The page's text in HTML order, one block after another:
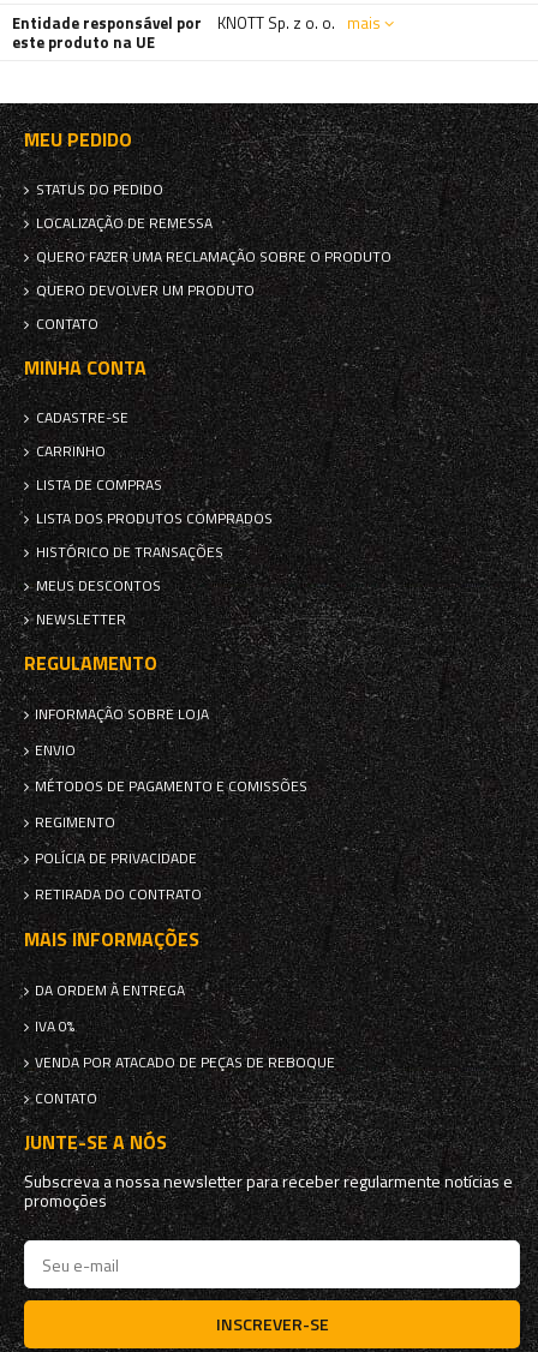
Entidade responsável por
este produto na UE
KNOTT Sp. z o. o. mais
MEU PEDIDO
STATUS DO PEDIDO
LOCALIZAÇÃO DE REMESSA
QUERO FAZER UMA RECLAMAÇÃO SOBRE O PRODUTO
QUERO DEVOLVER UM PRODUTO
CONTATO
MINHA CONTA
CADASTRE-SE
CARRINHO
LISTA DE COMPRAS
LISTA DOS PRODUTOS COMPRADOS
HISTÓRICO DE TRANSAÇÕES
MEUS DESCONTOS
NEWSLETTER
REGULAMENTO
INFORMAÇÃO SOBRE LOJA
ENVIO
MÉTODOS DE PAGAMENTO E COMISSÕES
REGIMENTO
POLÍCIA DE PRIVACIDADE
RETIRADA DO CONTRATO
MAIS INFORMAÇÕES
DA ORDEM À ENTREGA
IVA 0%
VENDA POR ATACADO DE PEÇAS DE REBOQUE
CONTATO
JUNTE-SE A NÓS
Subscreva a nossa newsletter para receber regularmente notícias e
promoções
INSCREVER-SE